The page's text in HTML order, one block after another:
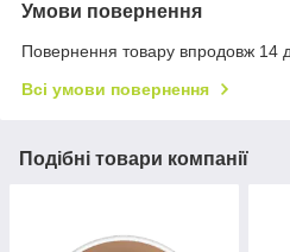
Умови повернення
Повернення товару впродовж 14
Всі умови повернення
Подібні товари компанії